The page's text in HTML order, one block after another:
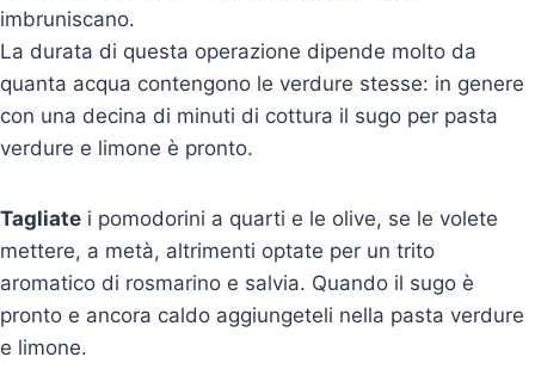
imbruniscano.
La durata di questa operazione dipende molto da
quanta acqua contengono le verdure stesse: in genere
con una decina di minuti di cottura il sugo per pasta
verdure e limone è pronto.
Tagliate i pomodorini a quarti e le olive, se le volete
mettere, a metà, altrimenti optate per un trito
aromatico di rosmarino e salvia. Quando il sugo è
pronto e ancora caldo aggiungeteli nella pasta verdure
e limone.